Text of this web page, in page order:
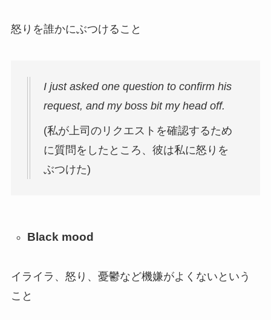
怒りを誰かにぶつけること
I just asked one question to confirm his
request, and my boss bit my head off.
(私が上司のリクエストを確認するため
に質問をしたところ、彼は私に怒りを
ぶつけた)
Black mood
イライラ、怒り、憂鬱など機嫌がよくないという
こと